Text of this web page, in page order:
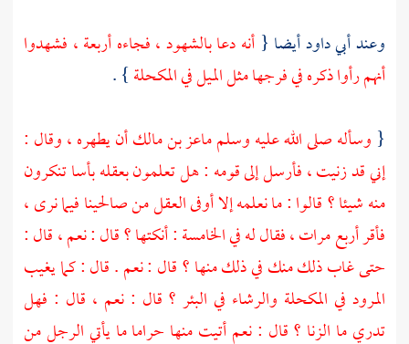
وعندأبي داودأيضا { أنه دعا بالشهود ، فجاءه أربعة ، فشهدوا
أنهم رأوا ذكره في فرجها مثل الميل في المكحلة} .
{ وسأله صلى الله عليه وسلمماعز بن مالكأن يطهره ، وقال :
إني قد زنيت ، فأرسل إلى قومه : هل تعلمون بعقله بأسا تنكرون
منه شيئا ؟ قالوا : ما نعلمه إلا أوفى العقل من صالحينا فيما نرى ،
فأقر أربع مرات ، فقال له في الخامسة : أنكتها ؟ قال : نعم ، قال :
حتى غاب ذلك منك في ذلك منها ؟ قال : نعم . قال : كما يغيب
المرود في المكحلة والرشاء في البئر ؟ قال : نعم ، قال : فهل
تدري ما الزنا ؟ قال : نعم أتيت منها حراما ما يأتي الرجل من